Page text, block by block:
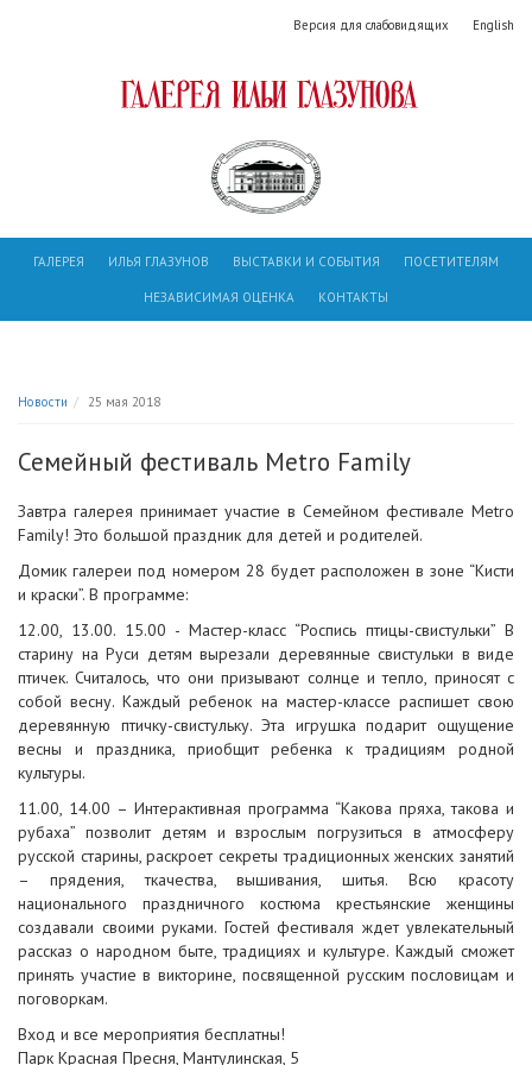
Версия для слабовидящих English
ГАЛЕРЕЯ ИЛЬЯ ГЛАЗУНОВ ВЫСТАВКИ И СОБЫТИЯ ПОСЕТИТЕЛЯМ
НЕЗАВИСИМАЯ ОЦЕНКА КОНТАКТЫ
Новости 25 мая 2018
Семейный фестиваль Metro Family
Завтра галерея принимает участие в Семейном фестивале Metro
Family! Это большой праздник для детей и родителей.
Домик галереи под номером 28 будет расположен в зоне “Кисти
и краски”. В программе:
12.00, 13.00. 15.00 - Мастер-класс “Роспись птицы-свистульки” В
старину на Руси детям вырезали деревянные свистульки в виде
птичек. Считалось, что они призывают солнце и тепло, приносят с
собой весну. Каждый ребенок на мастер-классе распишет свою
деревянную птичку-свистульку. Эта игрушка подарит ощущение
весны и праздника, приобщит ребенка к традициям родной
культуры.
11.00, 14.00 – Интерактивная программа “Какова пряха, такова и
рубаха” позволит детям и взрослым погрузиться в атмосферу
русской старины, раскроет секреты традиционных женских занятий
– прядения, ткачества, вышивания, шитья. Всю красоту
национального праздничного костюма крестьянские женщины
создавали своими руками. Гостей фестиваля ждет увлекательный
рассказ о народном быте, традициях и культуре. Каждый сможет
принять участие в викторине, посвященной русским пословицам и
поговоркам.
Вход и все мероприятия бесплатны!
Парк Красная Пресня, Мантулинская, 5